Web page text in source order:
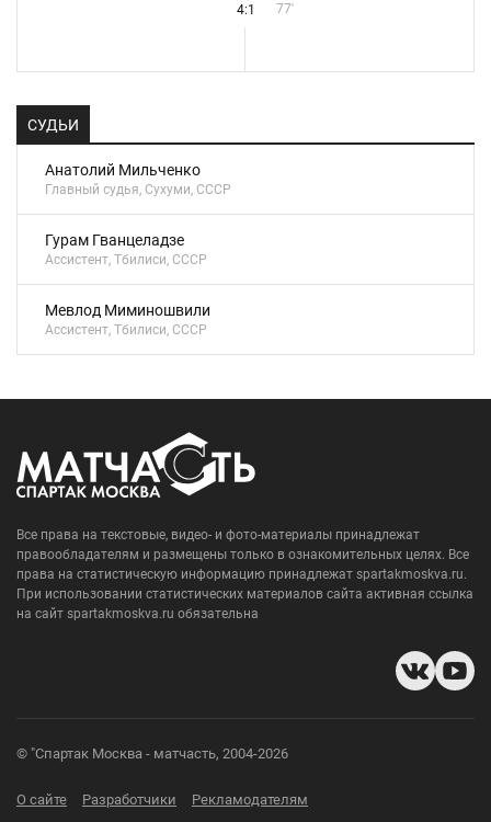
4:1 77'
СУДЬИ
Анатолий Мильченко
Главный судья, Сухуми, СССР
Гурам Гванцеладзе
Ассистент, Тбилиси, СССР
Мевлод Миминошвили
Ассистент, Тбилиси, СССР
Все права на текстовые, видео- и фото-материалы принадлежат
правообладателям и размещены только в ознакомительных целях. Все
права на статистическую информацию принадлежат spartakmoskva.ru.
При использовании статистических материалов сайта активная ссылка
на сайт spartakmoskva.ru обязательна
© "Спартак Москва - матчасть, 2004-2026
О сайте Разработчики Рекламодателям